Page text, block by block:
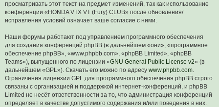
просматривать этот текст на предмет изменений, так как использование
конференции «HONDA VTX VT (Fury) CLUB» после обновления/
исправления условий означает ваше согласие с ними.
Наши форумы работают под управлением программного обеспечения
для создания конференций phpBB (в дальнейшем «они», «программное
обеспечение phpBB», «www.phpbb.com», «phpBB Limited», «phpBB
Teams»), выпущенного по лицензии «GNU General Public License v2» (в
дальнейшем «GPL»). Скачать его можно по адресу www.phpbb.com
Ограничения лицензии GPL для программного обеспечения phpBB строго
связаны с организацией и поддержкой интернет-конференций, и phpBB
Limited не несёт ответственности за то, что администрация конференций
определяет в качестве допустимого содержания и/или поведения в них.